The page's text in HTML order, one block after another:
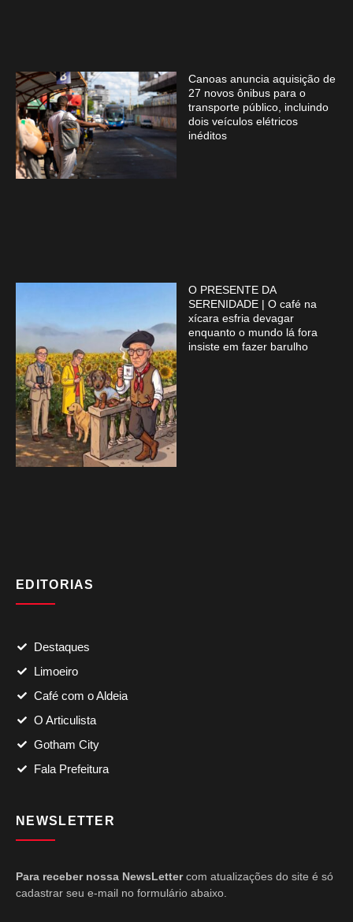
Canoas anuncia aquisição de
27 novos ônibus para o
transporte público, incluindo
dois veículos elétricos
inéditos
O PRESENTE DA
SERENIDADE | O café na
xícara esfria devagar
enquanto o mundo lá fora
insiste em fazer barulho
EDITORIAS
Destaques
Limoeiro
Café com o Aldeia
O Articulista
Gotham City
Fala Prefeitura
NEWSLETTER
Para receber nossa NewsLettercom atualizações do site é só
cadastrar seu e-mail no formulário abaixo.